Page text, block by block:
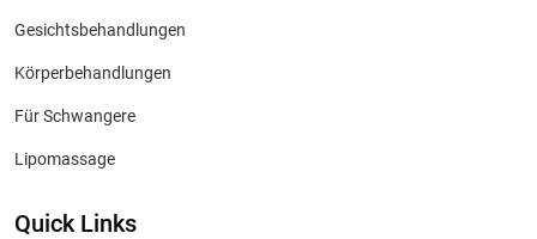
Gesichtsbehandlungen
Körperbehandlungen
Für Schwangere
Lipomassage
Quick Links